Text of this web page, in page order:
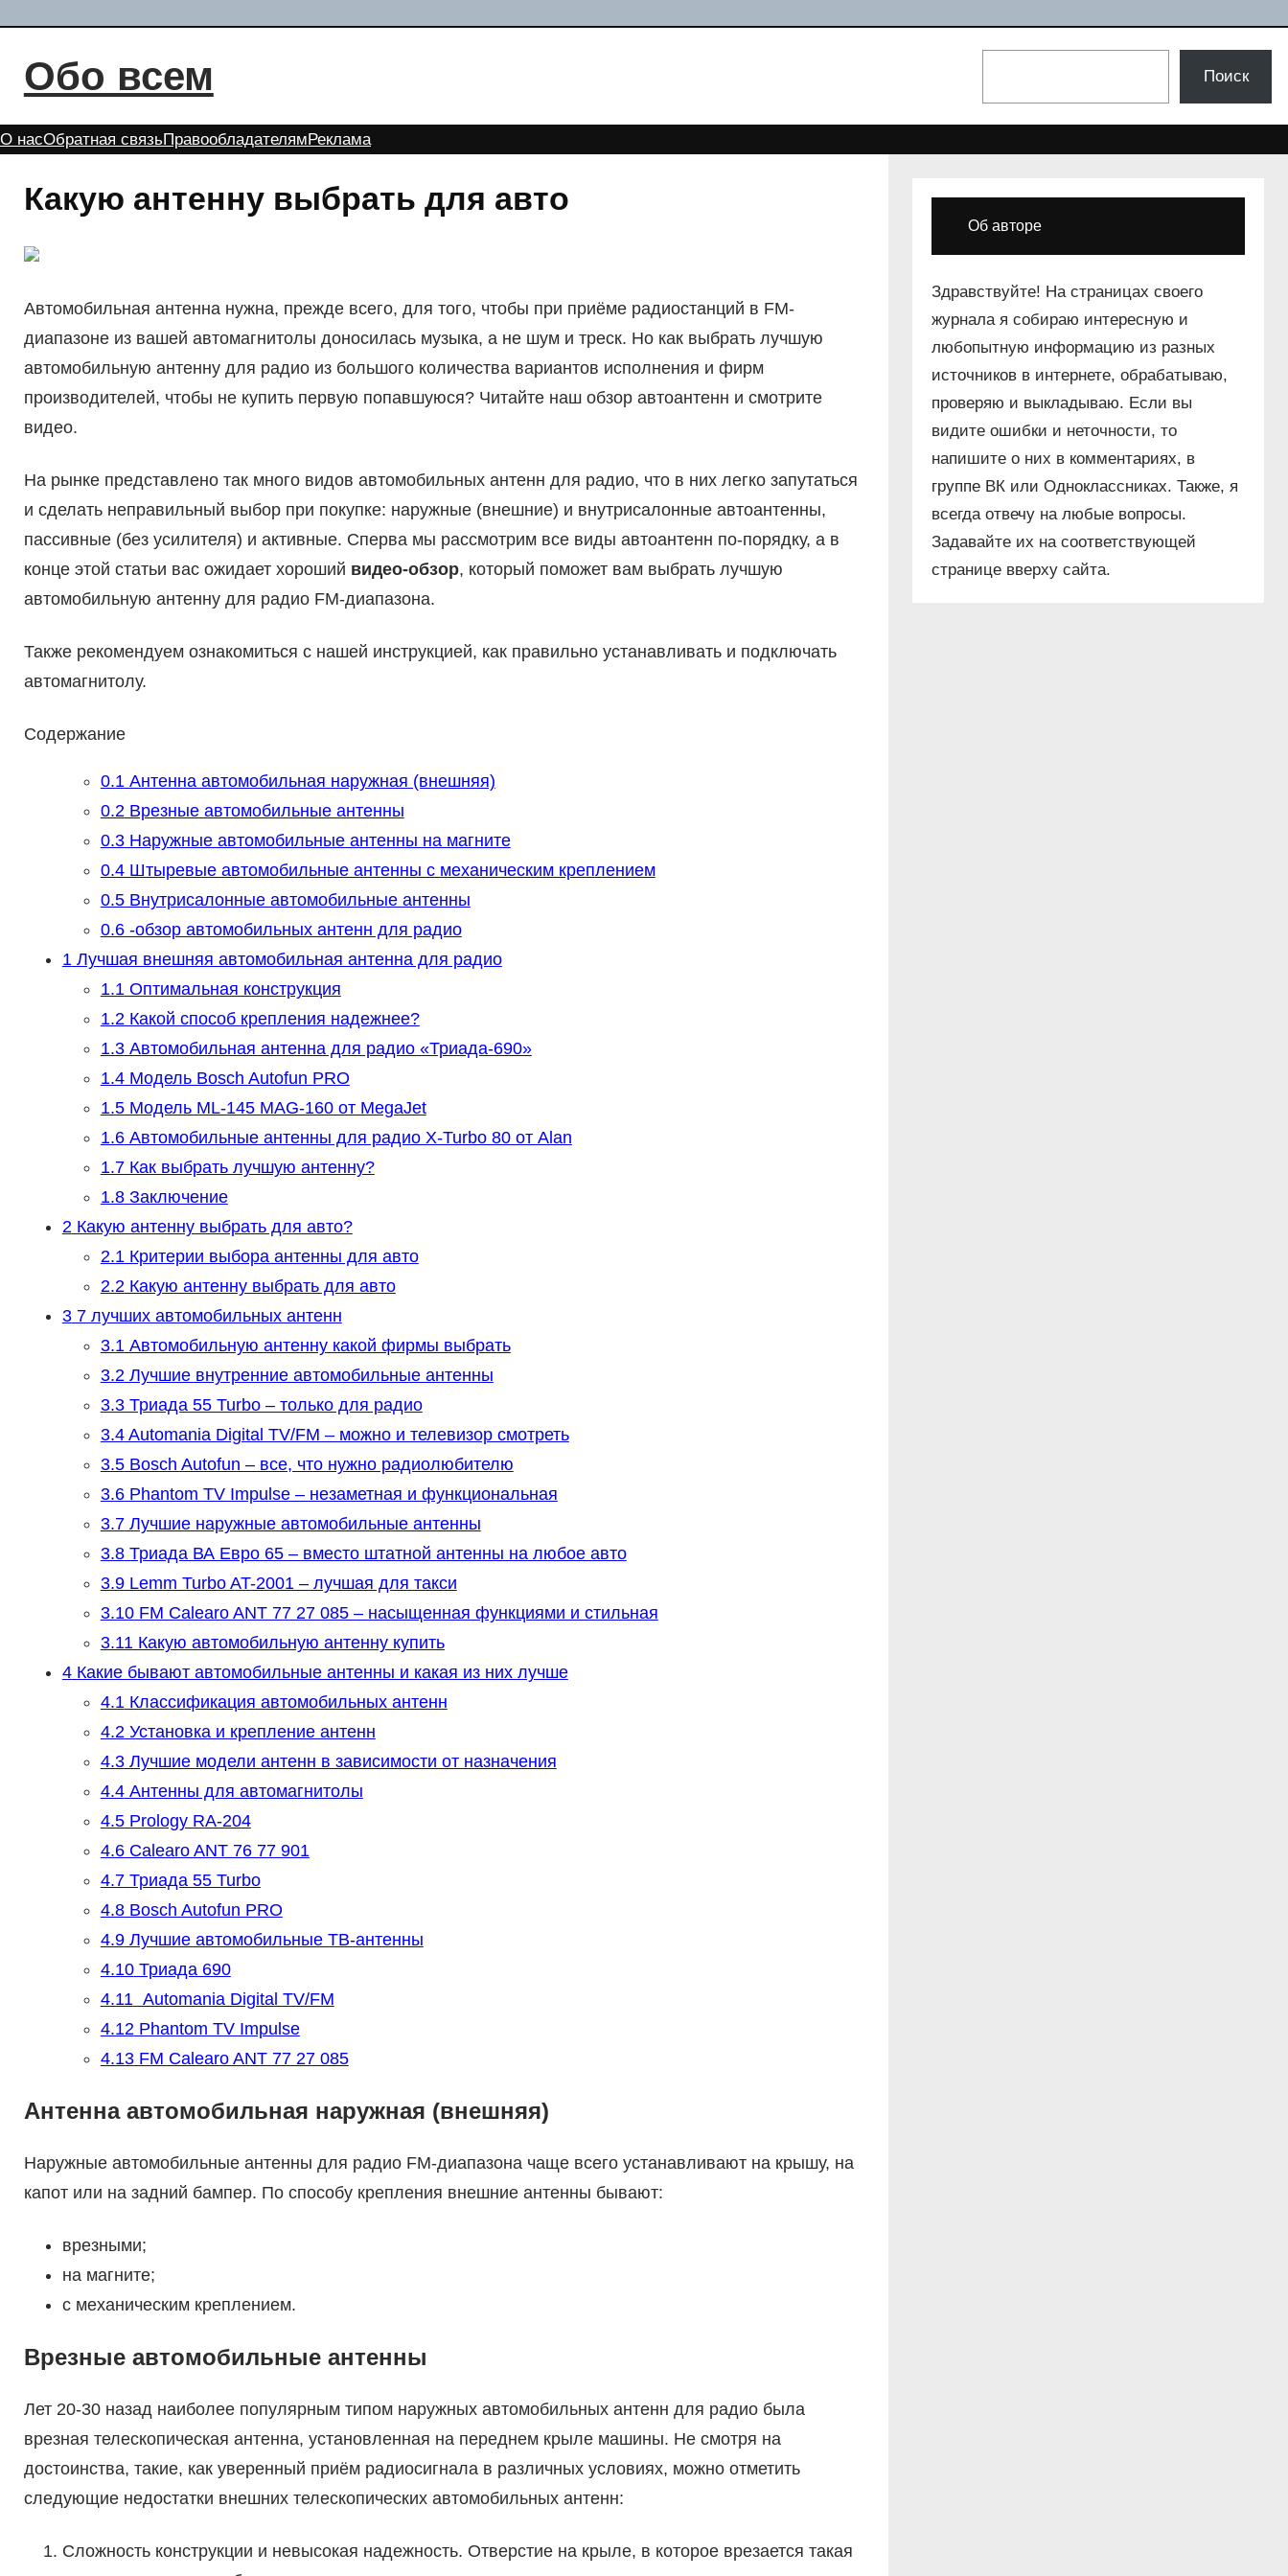
содержимому
Обо всем Поиск
О насОбратная связьПравообладателям Реклама
Какую антенну выбрать для авто
Автомобильная антенна нужна, прежде всего, для того, чтобы при приёме радиостанций в FM-
диапазоне из вашей автомагнитолы доносилась музыка, а не шум и треск. Но как выбрать лучшую
автомобильную антенну для радио из большого количества вариантов исполнения и фирм
производителей, чтобы не купить первую попавшуюся? Читайте наш обзор автоантенн и смотрите
видео.
На рынке представлено так много видов автомобильных антенн для радио, что в них легко запутаться
и сделать неправильный выбор при покупке: наружные (внешние) и внутрисалонные автоантенны,
пассивные (без усилителя) и активные. Сперва мы рассмотрим все виды автоантенн по-порядку, а в
конце этой статьи вас ожидает хороший видео-обзор, который поможет вам выбрать лучшую
автомобильную антенну для радио FM-диапазона.
Также рекомендуем ознакомиться с нашей инструкцией, как правильно устанавливать и подключать
автомагнитолу.
Содержание
0.1Антенна автомобильная наружная (внешняя)
0.2Врезные автомобильные антенны
0.3Наружные автомобильные антенны на магните
0.4Штыревые автомобильные антенны с механическим креплением
0.5Внутрисалонные автомобильные антенны
0.6-обзор автомобильных антенн для радио
1Лучшая внешняя автомобильная антенна для радио
1.1Оптимальная конструкция
1.2Какой способ крепления надежнее?
1.3Автомобильная антенна для радио «Триада-690»
1.4Модель Bosch Autofun PRO
1.5Модель ML-145 MAG-160 от MegaJet
1.6Автомобильные антенны для радио X-Turbo 80 от Alan
1.7Как выбрать лучшую антенну?
1.8Заключение
2Какую антенну выбрать для авто?
2.1Критерии выбора антенны для авто
2.2Какую антенну выбрать для авто
37 лучших автомобильных антенн
3.1Автомобильную антенну какой фирмы выбрать
3.2Лучшие внутренние автомобильные антенны
3.3Триада 55 Turbo – только для радио
3.4Automania Digital TV/FM – можно и телевизор смотреть
3.5Bosch Autofun – все, что нужно радиолюбителю
3.6Phantom TV Impulse – незаметная и функциональная
3.7Лучшие наружные автомобильные антенны
3.8Триада ВА Евро 65 – вместо штатной антенны на любое авто
3.9Lemm Turbo AT-2001 – лучшая для такси
3.10FM Calearo ANT 77 27 085 – насыщенная функциями и стильная
3.11Какую автомобильную антенну купить
4Какие бывают автомобильные антенны и какая из них лучше
4.1Классификация автомобильных антенн
4.2Установка и крепление антенн
4.3Лучшие модели антенн в зависимости от назначения
4.4Антенны для автомагнитолы
4.5Prology RA-204
4.6Calearo ANT 76 77 901
4.7Триада 55 Turbo
4.8Bosch Autofun PRO
4.9Лучшие автомобильные ТВ-антенны
4.10Триада 690
4.11Automania Digital TV/FM
4.12Phantom TV Impulse
4.13FM Calearo ANT 77 27 085
Антенна автомобильная наружная (внешняя)
Наружные автомобильные антенны для радио FM-диапазона чаще всего устанавливают на крышу, на
капот или на задний бампер. По способу крепления внешние антенны бывают:
врезными;
на магните;
с механическим креплением.
Врезные автомобильные антенны
Лет 20-30 назад наиболее популярным типом наружных автомобильных антенн для радио была
врезная телескопическая антенна, установленная на переднем крыле машины. Не смотря на
достоинства, такие, как уверенный приём радиосигнала в различных условиях, можно отметить
следующие недостатки внешних телескопических автомобильных антенн:
Сложность конструкции и невысокая надежность. Отверстие на крыле, в которое врезается такая
Об авторе
Здравствуйте! На страницах своего
журнала я собираю интересную и
любопытную информацию из разных
источников в интернете, обрабатываю,
проверяю и выкладываю. Если вы
видите ошибки и неточности, то
напишите о них в комментариях, в
группе ВК или Одноклассниках. Также, я
всегда отвечу на любые вопросы.
Задавайте их на соответствующей
странице вверху сайта.